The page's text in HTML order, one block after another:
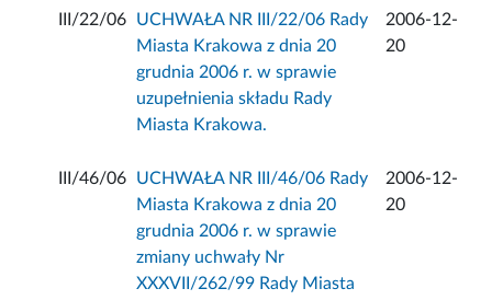
III/22/06
UCHWAŁA NR III/22/06 Rady
Miasta Krakowa z dnia 20
grudnia 2006 r. w sprawie
uzupełnienia składu Rady
Miasta Krakowa.
2006-12-
20
III/46/06
UCHWAŁA NR III/46/06 Rady
Miasta Krakowa z dnia 20
grudnia 2006 r. w sprawie
zmiany uchwały Nr
XXXVII/262/99 Rady Miasta
2006-12-
20